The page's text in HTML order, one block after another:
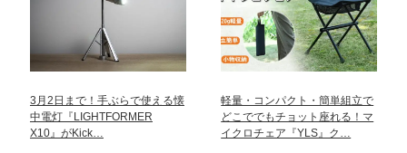
3月2日まで！手ぶらで使える懐
中電灯『LIGHTFORMER
X10』がKick…
軽量・コンパクト・簡単組立で
どこででもチョット座れる！マ
イクロチェア『YLS』ク…